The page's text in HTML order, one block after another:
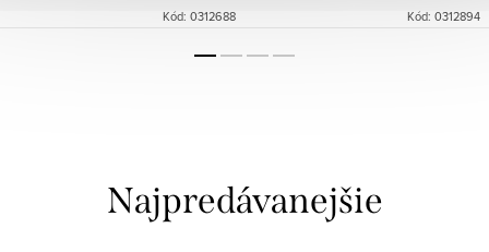
Kód: 0312688 Kód: 0312894
Najpredávanejšie